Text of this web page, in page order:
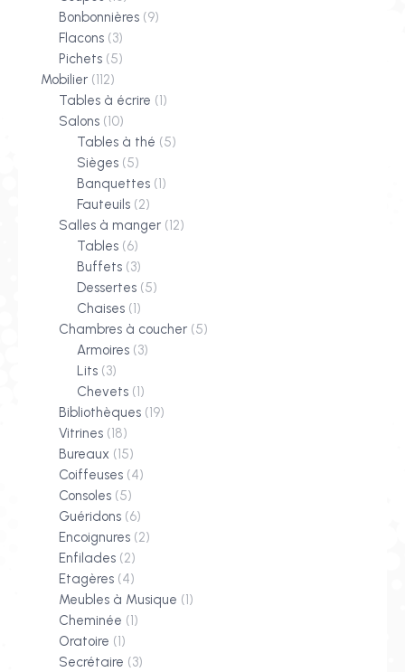
Bonbonnières (9)
Flacons (3)
Pichets (5)
Mobilier (112)
Tables à écrire (1)
Salons (10)
Tables à thé (5)
Sièges (5)
Banquettes (1)
Fauteuils (2)
Salles à manger (12)
Tables (6)
Buffets (3)
Dessertes (5)
Chaises (1)
Chambres à coucher (5)
Armoires (3)
Lits (3)
Chevets (1)
Bibliothèques (19)
Vitrines (18)
Bureaux (15)
Coiffeuses (4)
Consoles (5)
Guéridons (6)
Encoignures (2)
Enfilades (2)
Etagères (4)
Meubles à Musique (1)
Cheminée (1)
Oratoire (1)
Secrétaire (3)